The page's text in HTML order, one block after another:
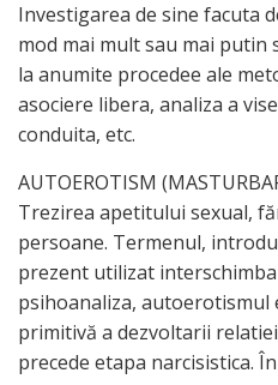
Investigarea de sine facuta
mod mai mult sau mai putin
la anumite procedee ale
asociere libera, analiza a
conduita, etc.
AUTOEROTISM
Trezirea apetitului sexual,
persoane. Termenul,
prezent utilizat
psihoanaliza, autoerotismul
primitivă a dezvoltarii
precede etapa narcisistica.